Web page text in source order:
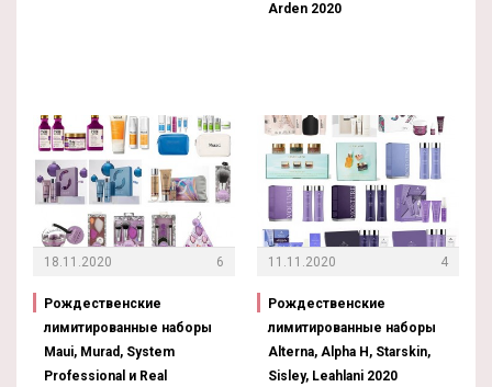
18.11.2020 6
Рождественские
лимитированные наборы
Maui, Murad, System
Professional и Real
Arden 2020
11.11.2020 4
Рождественские
лимитированные наборы
Alterna, Alpha H, Starskin,
Sisley, Leahlani 2020